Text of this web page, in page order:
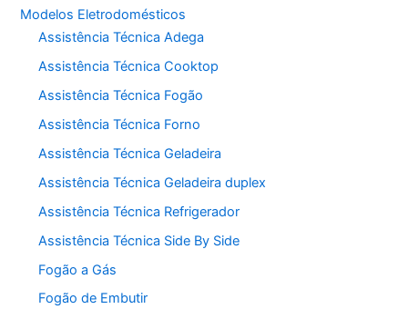
Modelos Eletrodomésticos
Assistência Técnica Adega
Assistência Técnica Cooktop
Assistência Técnica Fogão
Assistência Técnica Forno
Assistência Técnica Geladeira
Assistência Técnica Geladeira duplex
Assistência Técnica Refrigerador
Assistência Técnica Side By Side
Fogão a Gás
Fogão de Embutir